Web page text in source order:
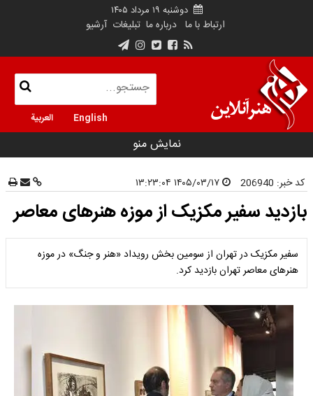
دوشنبه ۱۹ مرداد ۱۴۰۵
ارتباط با ما درباره ما تبلیغات آرشیو
English العربية
نمایش منو
کد خبر: 206940
بازدید سفیر مکزیک از موزه هنرهای معاصر
سفیر مکزیک در تهران از سومین بخش رویداد «هنر و جنگ» در موزه
هنرهای معاصر تهران بازدید کرد.